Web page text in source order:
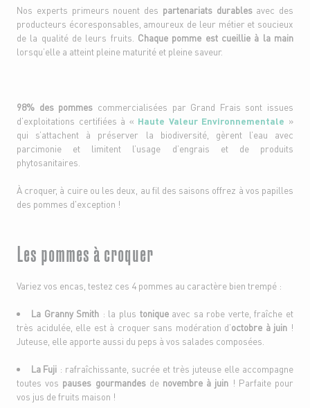
Nos experts primeurs nouent des partenariats durablesavec des
producteurs écoresponsables, amoureux de leur métier et soucieux
de la qualité de leurs fruits. Chaque pomme est cueillie à la main
lorsqu’elle a atteint pleine maturité et pleine saveur.
98% des pommes commercialisées par Grand Frais sont issues
d’exploitations certifiées à « Haute Valeur Environnementale »
qui s’attachent à préserver la biodiversité, gèrent l’eau avec
parcimonie et limitent l’usage d’engrais et de produits
phytosanitaires.
À croquer, à cuire ou les deux, au fil des saisons offrez à vos papilles
des pommes d'exception !
Les pommes à croquer
Variez vos encas, testez ces 4 pommes au caractère bien trempé :
La Granny Smith : la plus toniqueavec sa robe verte, fraîche et
très acidulée, elle est à croquer sans modération d’octobre à juin !
Juteuse, elle apporte aussi du peps à vos salades composées.
La Fuji : rafraîchissante, sucrée et très juteuse elle accompagne
toutes vos pauses gourmandesde novembre à juin ! Parfaite pour
vos jus de fruits maison !